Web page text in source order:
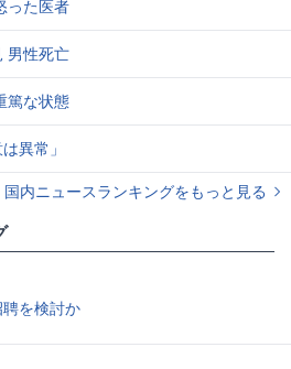
った医者
男性死亡
篤な状態
異常」
国内ニュースランキングをもっと見る
を検討か